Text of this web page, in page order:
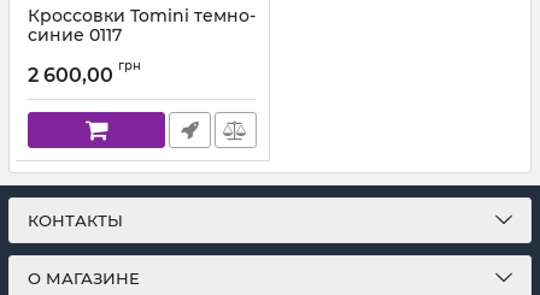
Кроссовки Tomini темно-
синие 0117
2 600,00 грн
КОНТАКТЫ
О МАГАЗИНЕ